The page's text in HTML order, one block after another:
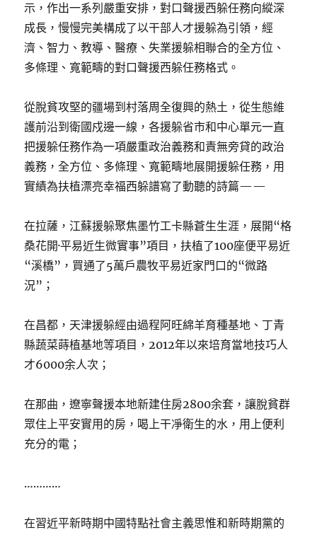
示，作出一系列嚴重安排，對口聲援西躲任務向縱深
成長，慢慢完美構成了以干部人才援躲為引領，經
濟、智力、教導、醫療、失業援躲相聯合的全方位、
多條理、寬範疇的對口聲援西躲任務格式。
從脫貧攻堅的疆場到村落周全復興的熱土，從生態維
護前沿到衛國戍邊一線，各援躲省市和中心單元一直
把援躲任務作為一項嚴重政治義務和責無旁貸的政治
義務，全方位、多條理、寬範疇地展開援躲任務，用
實績為扶植漂亮幸福西躲譜寫了動聽的詩篇——
在拉薩，江蘇援躲聚焦墨竹工卡縣蒼生生涯，展開“格
桑花開·平易近生微實事”項目，扶植了100座便平易近
“溪橋”，買通了5萬戶農牧平易近家門口的“微路
況”；
在昌都，天津援躲經由過程阿旺綿羊育種基地、丁青
縣蔬菜蒔植基地等項目，2012年以來培育當地技巧人
才6000余人次；
在那曲，遼寧聲援本地新建住房2800余套，讓脫貧群
眾住上平安實用的房，喝上干凈衛生的水，用上便利
充分的電；
…………
在習近平新時期中國特點社會主義思惟和新時期黨的